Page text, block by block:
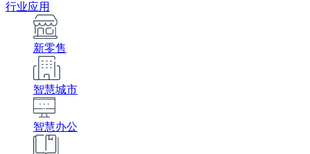
行业应用
新零售
智慧城市
智慧办公